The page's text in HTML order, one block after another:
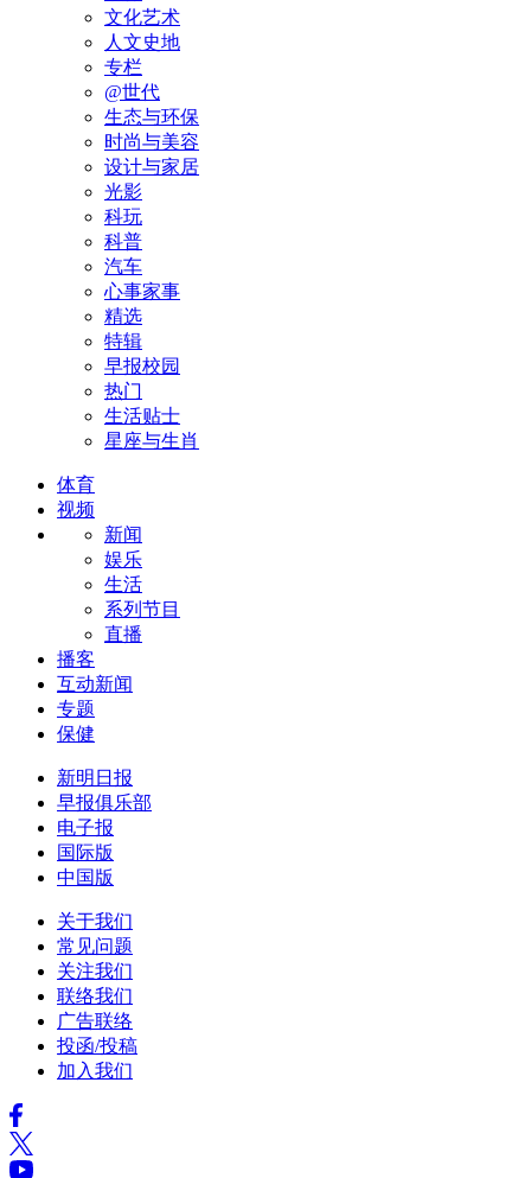
文化艺术
人文史地
专栏
@世代
生态与环保
时尚与美容
设计与家居
光影
科玩
科普
汽车
心事家事
精选
特辑
早报校园
热门
生活贴士
星座与生肖
体育
视频
新闻
娱乐
生活
系列节目
直播
播客
互动新闻
专题
保健
新明日报
早报俱乐部
电子报
国际版
中国版
关于我们
常见问题
关注我们
联络我们
广告联络
投函/投稿
加入我们